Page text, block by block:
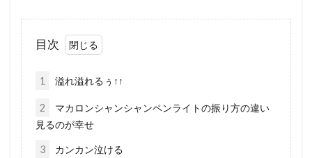
目次
1 溢れ溢れるぅ↑↑
2
マカロンシャンシャンペンライトの振り方の違い
見るのが幸せ
3 カンカン泣ける